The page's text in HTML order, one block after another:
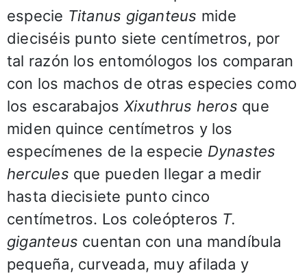
especie Titanus giganteus mide
dieciséis punto siete centímetros, por
tal razón los entomólogos los comparan
con los machos de otras especies como
los escarabajos Xixuthrus heros que
miden quince centímetros y los
especímenes de la especie Dynastes
hercules que pueden llegar a medir
hasta diecisiete punto cinco
centímetros. Los coleópteros T.
giganteus cuentan con una mandíbula
pequeña, curveada, muy afilada y